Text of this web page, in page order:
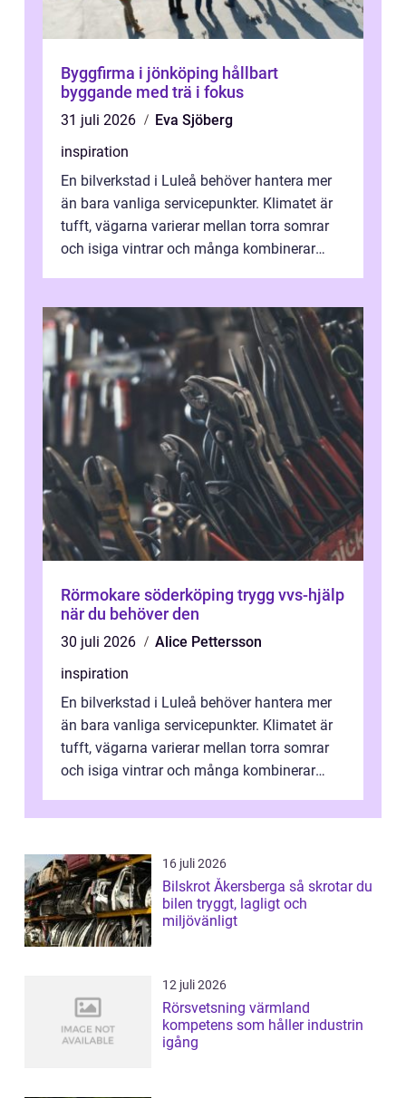
Byggfirma i jönköping hållbart
byggande med trä i fokus
31 juli 2026
Eva Sjöberg
inspiration
En bilverkstad i Luleå behöver hantera mer
än bara vanliga servicepunkter. Klimatet är
tufft, vägarna varierar mellan torra somrar
och isiga vintrar och många kombinerar
Rörmokare söderköping trygg vvs-hjälp
när du behöver den
30 juli 2026
Alice Pettersson
inspiration
En bilverkstad i Luleå behöver hantera mer
än bara vanliga servicepunkter. Klimatet är
tufft, vägarna varierar mellan torra somrar
och isiga vintrar och många kombinerar
16 juli 2026
Bilskrot Åkersberga så skrotar du
bilen tryggt, lagligt och
miljövänligt
12 juli 2026
Rörsvetsning värmland
kompetens som håller industrin
igång